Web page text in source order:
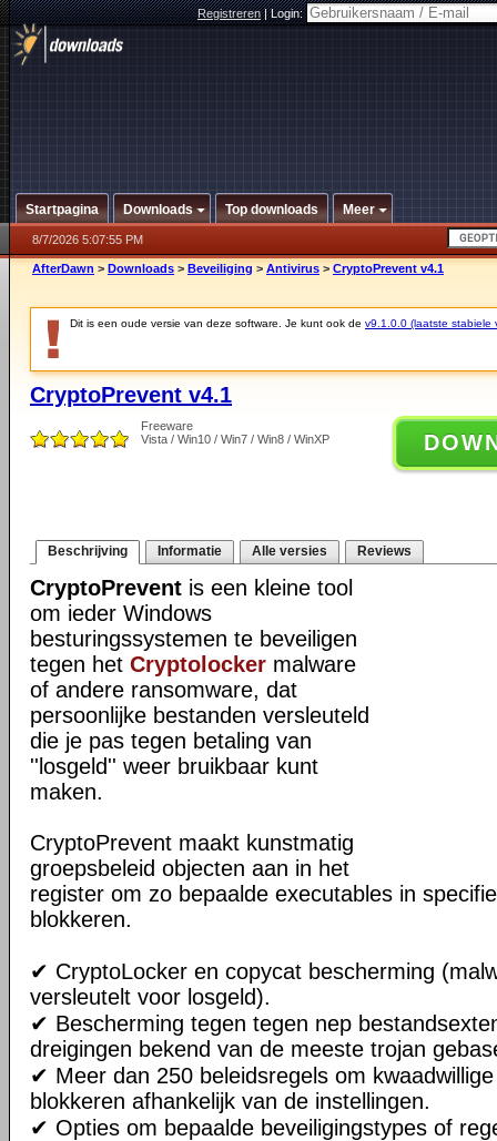
Registreren|Login:
Startpagina Downloads Top downloads Meer
8/7/2026 5:07:55 PM
AfterDawn > Downloads > Beveiliging > Antivirus > CryptoPrevent v4.1
Dit is een oude versie van deze software. Je kunt ook de v9.1.0.0 (laatste stabiele
CryptoPrevent v4.1
Freeware
Vista / Win10 / Win7 / Win8 / WinXP
Beschrijving Informatie Alle versies Reviews
CryptoPrevent is een kleine tool
om ieder Windows
besturingssystemen te beveiligen
tegen het Cryptolocker malware
of andere ransomware, dat
persoonlijke bestanden versleuteld
die je pas tegen betaling van
''losgeld'' weer bruikbaar kunt
maken.
CryptoPrevent maakt kunstmatig
groepsbeleid objecten aan in het
register om zo bepaalde executables in
blokkeren.
✔ CryptoLocker en copycat bescherming
versleutelt voor losgeld).
✔ Bescherming tegen tegen nep
dreigingen bekend van de meeste trojan
✔ Meer dan 250 beleidsregels om
blokkeren afhankelijk van de instellingen.
✔ Opties om bepaalde beveiligingstypes of